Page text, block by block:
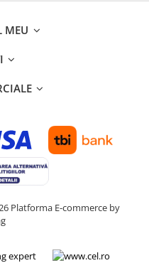
MEU
Platforma E-commerce by